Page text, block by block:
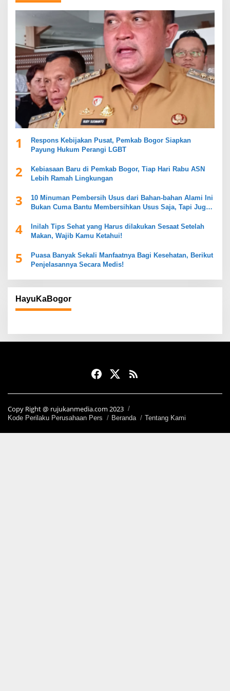
1
Respons Kebijakan Pusat, Pemkab Bogor Siapkan
Payung Hukum Perangi LGBT
2
Kebiasaan Baru di Pemkab Bogor, Tiap Hari Rabu ASN
Lebih Ramah Lingkungan
3
10 Minuman Pembersih Usus dari Bahan-bahan Alami Ini
Bukan Cuma Bantu Membersihkan Usus Saja, Tapi Juga
4
Inilah Tips Sehat yang Harus dilakukan Sesaat Setelah
Makan, Wajib Kamu Ketahui!
5
Puasa Banyak Sekali Manfaatnya Bagi Kesehatan, Berikut
Penjelasannya Secara Medis!
HayuKaBogor
Copy Right @ rujukanmedia.com 2023
Kode Perilaku Perusahaan Pers Beranda Tentang Kami